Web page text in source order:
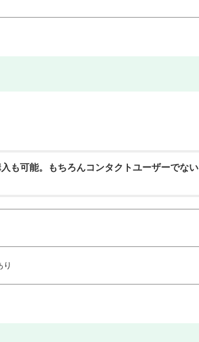
も可能。もちろんコンタクトユーザーでない